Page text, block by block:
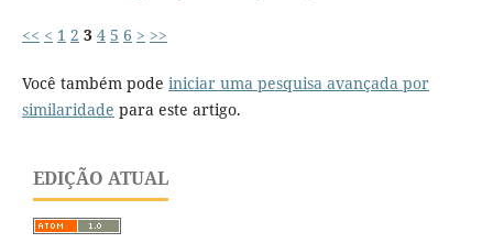
<< < 1 2 3 4 5 6 > >>
Você também pode iniciar uma pesquisa avançada por
similaridade para este artigo.
EDIÇÃO ATUAL